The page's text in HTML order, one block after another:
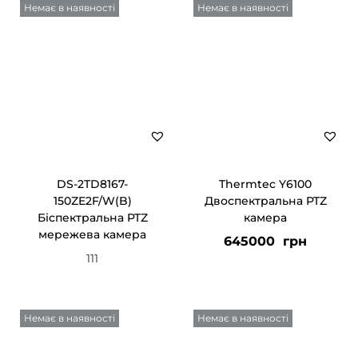
Немає в наявності
DS-2TD8167-
150ZE2F/W(B)
Біспектральна PTZ
мережева камера
111
Немає в наявності
Thermtec Y6100
Двоспектральна PTZ
камера
645000 грн
Немає в наявності Немає в наявності